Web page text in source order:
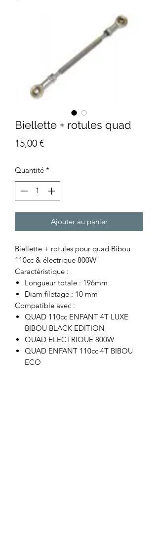
Biellette + rotules quad
15,00 €Prix
Quantité *
Ajouter au panier
Biellette + rotules pour quad Bibou
110cc & électrique 800W
Caractéristique :
Longueur totale : 196mm
Diam filetage : 10 mm
Compatible avec :
QUAD 110cc ENFANT 4T LUXE
BIBOU BLACK EDITION
QUAD ELECTRIQUE 800W
QUAD ENFANT 110cc 4T BIBOU
ECO